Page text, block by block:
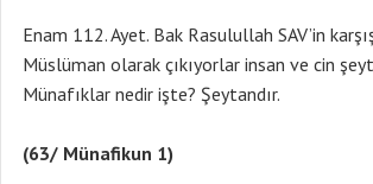
Enam 112. Ayet. Bak Rasulullah SAV’in
Müslüman olarak çıkıyorlar insan ve cin
Münafıklar nedir işte? Şeytandır.
(63/ Münafikun 1)